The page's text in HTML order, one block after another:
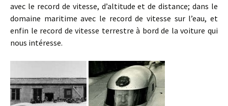
avec le record de vitesse, d’altitude et de distance; dans le
domaine maritime avec le record de vitesse sur l’eau, et
enfin le record de vitesse terrestre à bord de la voiture qui
nous intéresse.